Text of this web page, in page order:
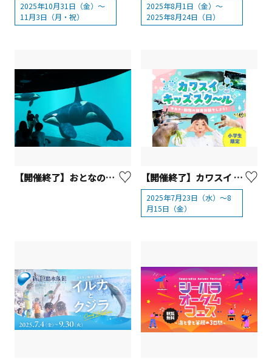
2025年10月31日（金）～
11月3日（月・祝）
2025年8月1日（金）～
2025年8月24日（日）
【開催終了】おとなのお子様ランチとカワスイ特別体験＆工場夜景ドライブ（日帰りバスツアー） 【開催終了】カワスイ アクア＆アニマルスクール 小学生限定 夏休み「体験学習型キッズスクール」
2025年7月23日（水）～8
月15日（金）